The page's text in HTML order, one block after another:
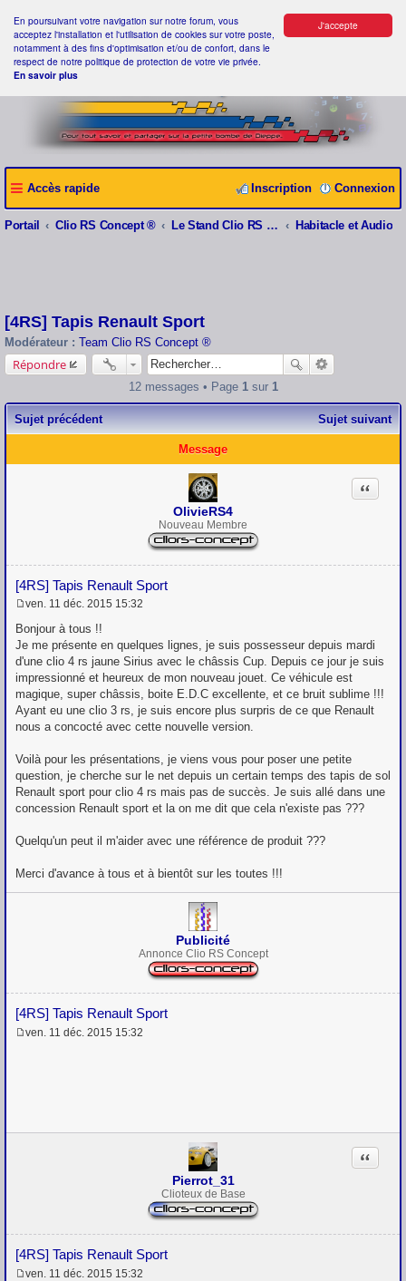
J'accepte
En poursuivant votre navigation sur notre forum, vous
acceptez l'installation et l'utilisation de cookies sur votre poste,
notamment à des fins d'optimisation et/ou de confort, dans le
respect de notre politique de protection de votre vie privée.
En savoir plus
Accès rapide Connexion
Inscription
Portail Clio RS Concept ® Le Stand Clio RS Concept ® Habitacle et Audio
[4RS] Tapis Renault Sport
Modérateur : Team Clio RS Concept ®
Répondre
12 messages • Page 1sur 1
Sujet précédent Sujet suivant
Message
OlivieRS4
Nouveau Membre
[4RS] Tapis Renault Sport
Citation
e
s
a
g
e
ven. 11 déc. 2015 15:32
Bonjour à tous !!
Je me présente en quelques lignes, je suis possesseur depuis mardi
d'une clio 4 rs jaune Sirius avec le châssis Cup. Depuis ce jour je suis
impressionné et heureux de mon nouveau jouet. Ce véhicule est
magique, super châssis, boite E.D.C excellente, et ce bruit sublime !!!
Ayant eu une clio 3 rs, je suis encore plus surpris de ce que Renault
nous a concocté avec cette nouvelle version.
Voilà pour les présentations, je viens vous pour poser une petite
question, je cherche sur le net depuis un certain temps des tapis de sol
Renault sport pour clio 4 rs mais pas de succès. Je suis allé dans une
concession Renault sport et la on me dit que cela n'existe pas ???
Quelqu'un peut il m'aider avec une référence de produit ???
Merci d'avance à tous et à bientôt sur les toutes !!!
Publicité
Annonce Clio RS Concept
[4RS] Tapis Renault Sport
ven. 11 déc. 2015 15:32
Pierrot_31
Clioteux de Base
[4RS] Tapis Renault Sport
Citation
ven. 11 déc. 2015 15:32